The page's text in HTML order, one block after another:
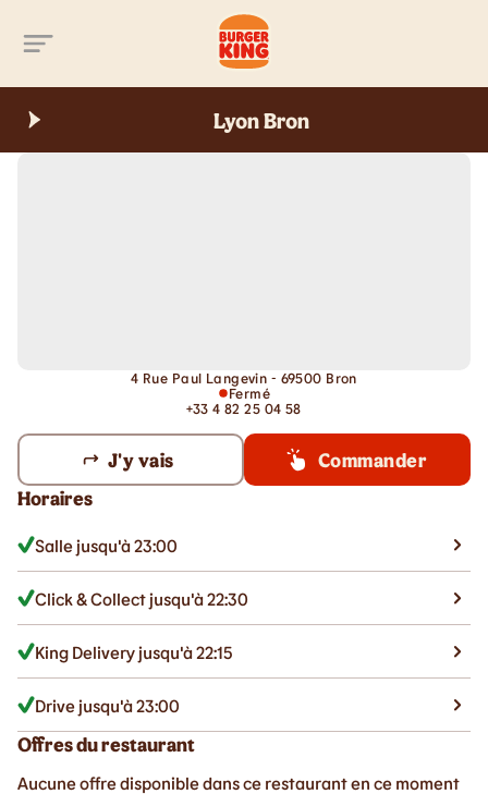
Lyon Bron
4 Rue Paul Langevin - 69500 Bron
Fermé
+33 4 82 25 04 58
J'y vais
Commander
Horaires
Salle jusqu'à 23:00
Click & Collect jusqu'à 22:30
King Delivery jusqu'à 22:15
Drive jusqu'à 23:00
Offres du restaurant
Aucune offre disponible dans ce restaurant en ce moment